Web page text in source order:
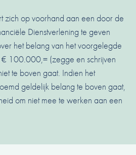
op voorhand aan een door de
Dienstverlening te geven
het belang van het voorgelegde
100.000,= (zegge en schrijven
te boven gaat. Indien het
geldelijk belang te boven gaat,
om niet mee te werken aan een